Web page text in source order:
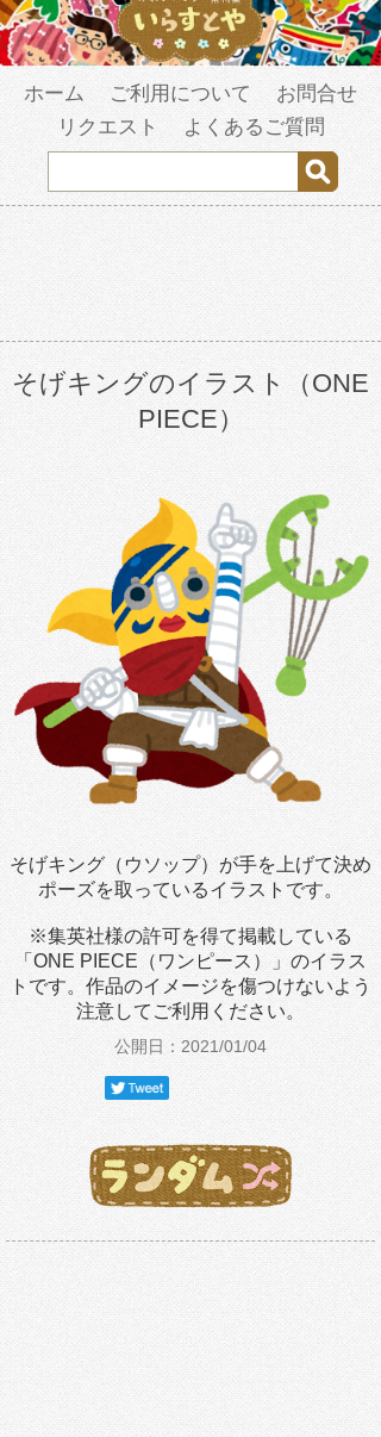
ホーム ご利用について
お問合せ
リクエスト
よくあるご質問
そげキングのイラスト（ONE
PIECE）
そげキング（ウソップ）が手を上げて決め
ポーズを取っているイラストです。
※集英社様の許可を得て掲載している
「ONE PIECE（ワンピース）」のイラス
トです。作品のイメージを傷つけないよう
注意してご利用ください。
公開日：2021/01/04